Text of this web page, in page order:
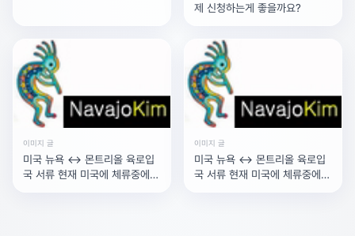
제 신청하는게 좋을까요?
이미지 글
미국 뉴욕 <-> 몬트리올 육로입
국 서류 현재 미국에 체류중에
이미지 글
미국 뉴욕 <-> 몬트리올 육로입
국 서류 현재 미국에 체류중에